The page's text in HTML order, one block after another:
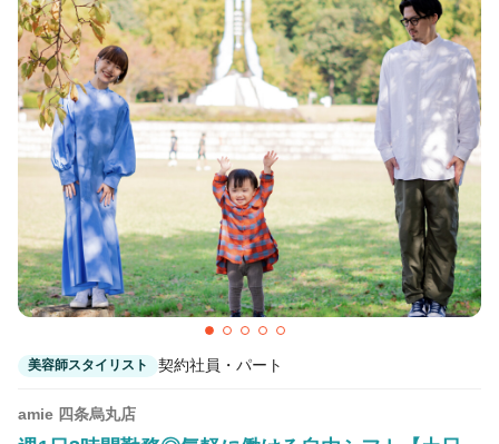
美容師スタイリスト 契約社員・パート
amie 四条烏丸店